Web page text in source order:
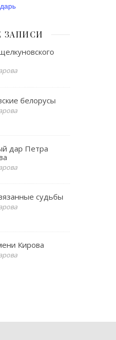
ЗАПИСИ
белорусы
дар Петра
судьбы
Кирова